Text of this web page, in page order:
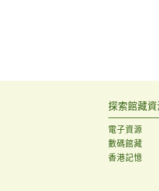
探索館藏資
電子資源
數碼館藏
香港記憶